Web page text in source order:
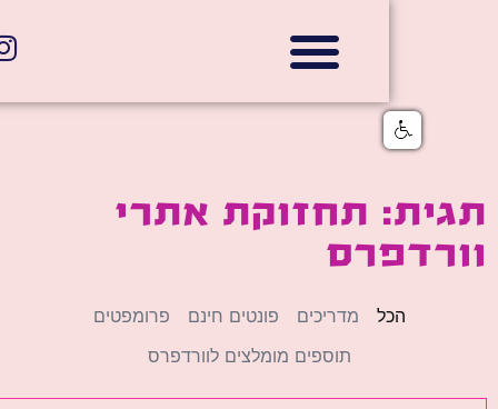
תחזוקת אתרי
מדריכים פונטים חינם
פרומפטים
תוספים מומלצים לוורדפרס